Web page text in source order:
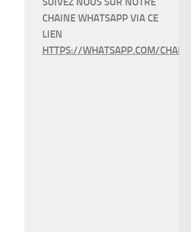
CHAINE WHATSAPP VIA CE
LIEN
HTTPS://WHATSAPP.COM/